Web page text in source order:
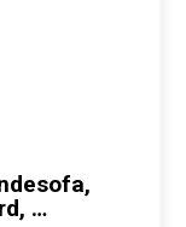
…